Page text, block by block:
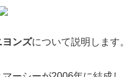
ヨンズについて説明します。